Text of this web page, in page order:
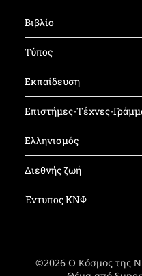
Βιβλίο
Τύπος
Εκπαίδευση
Επιστήμες-Τέχνες-
Ελληνισμός
Διεθνής ζωή
Έντυπος ΚΝΦ
©2026 Ο Κόσμος της